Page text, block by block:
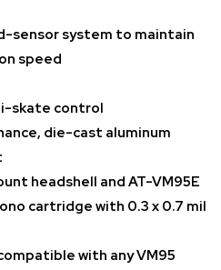
sensor system to maintain
speed
skate control
die-cast aluminum
headshell and AT-VM95E
cartridge with 0.3 x 0.7 mil
with any VM95